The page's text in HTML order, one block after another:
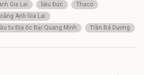
Gia Lai bầu Đức
Thaco
Anh Gia Lai
tư Địa ốc Đại Quang Minh
Trần Bá Dương